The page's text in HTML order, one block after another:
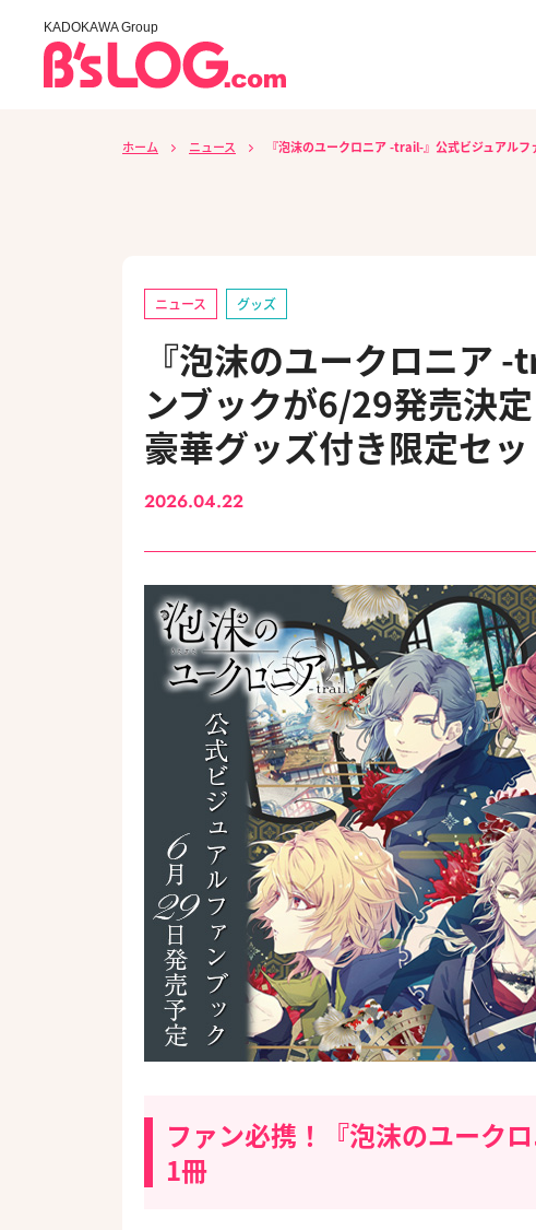
KADOKAWA Group
ホーム ニュース 『泡沫のユークロニア -trail-』公式ビジュアル
ニュース グッズ
『泡沫のユークロニア
ンブックが6/29発売決
豪華グッズ付き限定セ
2026.04.22
ファン必携！『泡沫のユーク
1冊